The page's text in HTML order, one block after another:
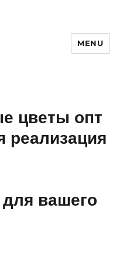
MENU
цветы опт
реализация
вашего